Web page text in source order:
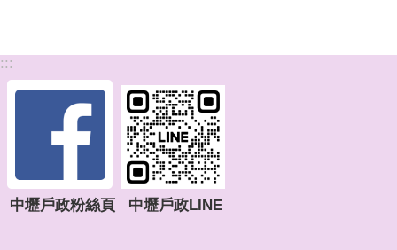
:::
中壢戶政粉絲頁 中壢戶政LINE